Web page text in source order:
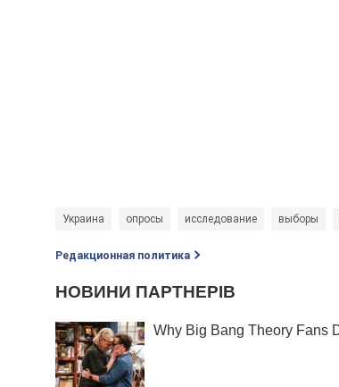
Украина опросы исследование выборы
Редакционная политика